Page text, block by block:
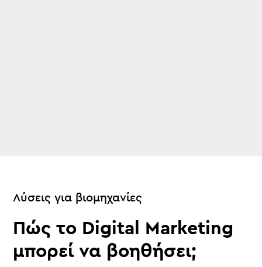
Λύσεις για βιομηχανίες
Πώς το Digital Marketing
μπορεί να βοηθήσει;